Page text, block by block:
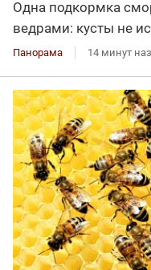
Одна подкормка
ведрами: кусты не
Панорама 14 минут